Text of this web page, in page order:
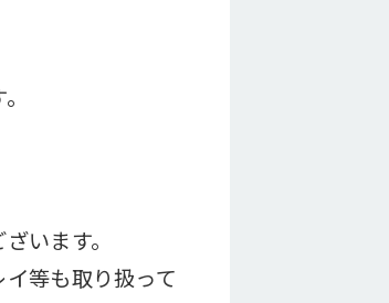
います。
等も取り扱って